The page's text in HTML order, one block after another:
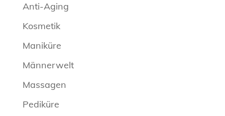
Anti-Aging
Kosmetik
Maniküre
Männerwelt
Massagen
Pediküre